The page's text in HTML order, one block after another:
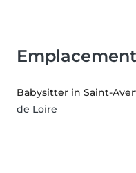
Emplacement
Babysitter in Saint-
de Loire